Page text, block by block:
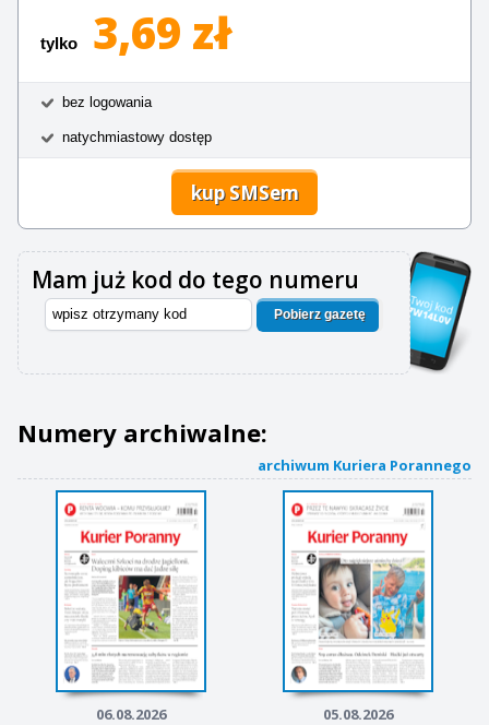
tylko 3,69 zł
bez logowania
natychmiastowy dostęp
kup SMSem
Mam już kod do tego numeru
Pobierz gazetę
Numery archiwalne:
archiwum Kuriera Porannego
06.08.2026 05.08.2026